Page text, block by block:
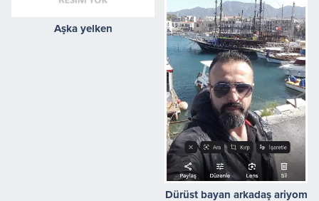
Aşka yelken
Dürüst bayan arkadaş ariyom